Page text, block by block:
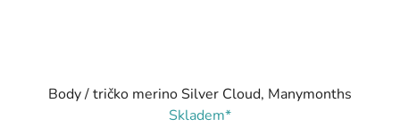
Body / tričko merino Silver Cloud, Manymonths
Skladem*